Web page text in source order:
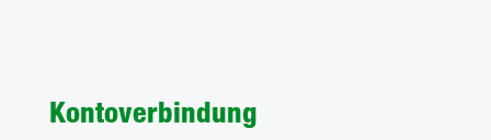
Kontoverbindung